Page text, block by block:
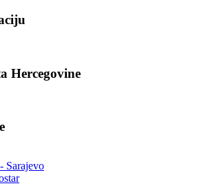
Hercegovine
Sarajevo